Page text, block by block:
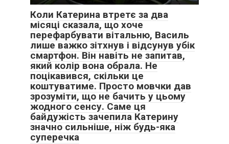
не зобов’язують.
На наступний день постаралася забрати сина раніше.
– Максиме, ми сьогодні йдемо їсти морозиво! –
оголосила я синові.
-Ура! А з ким?
Я зніяковіла.
Коли Катерина втретє за два
місяці сказала, що хоче
перефарбувати вітальню, Василь
лише важко зітхнув і відсунув убік
смартфон. Він навіть не запитав,
який колір вона обрала. Не
поцікавився, скільки це
коштуватиме. Просто мовчки дав
зрозуміти, що не бачить у цьому
жодного сенсу. Саме ця
байдужість зачепила Катерину
значно сильніше, ніж будь-яка
суперечка